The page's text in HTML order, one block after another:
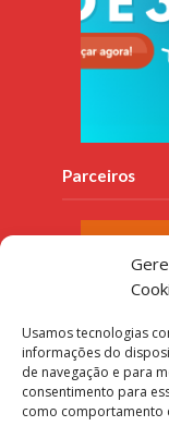
Usamos tecnologias
informações do
de navegação e para
consentimento para
como comportamento
Parceiros